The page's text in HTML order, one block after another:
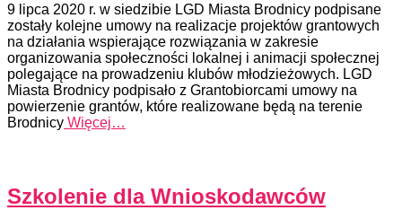
9 lipca 2020 r. w siedzibie LGD Miasta Brodnicy podpisane
zostały kolejne umowy na realizacje projektów grantowych
na działania wspierające rozwiązania w zakresie
organizowania społeczności lokalnej i animacji społecznej
polegające na prowadzeniu klubów młodzieżowych. LGD
Miasta Brodnicy podpisało z Grantobiorcami umowy na
powierzenie grantów, które realizowane będą na terenie
Brodnicy Więcej…
Szkolenie dla Wnioskodawców